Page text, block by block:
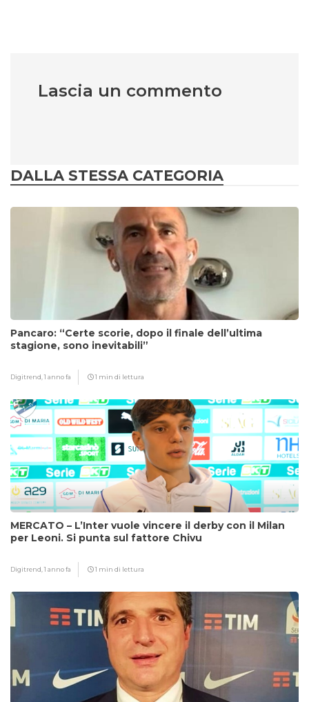
Lascia un commento
DALLA STESSA CATEGORIA
Pancaro: “Certe scorie, dopo il finale dell’ultima
stagione, sono inevitabili”
Digitrend,1 anno fa 1 min di lettura
MERCATO – L’Inter vuole vincere il derby con il Milan
per Leoni. Si punta sul fattore Chivu
Digitrend,1 anno fa 1 min di lettura